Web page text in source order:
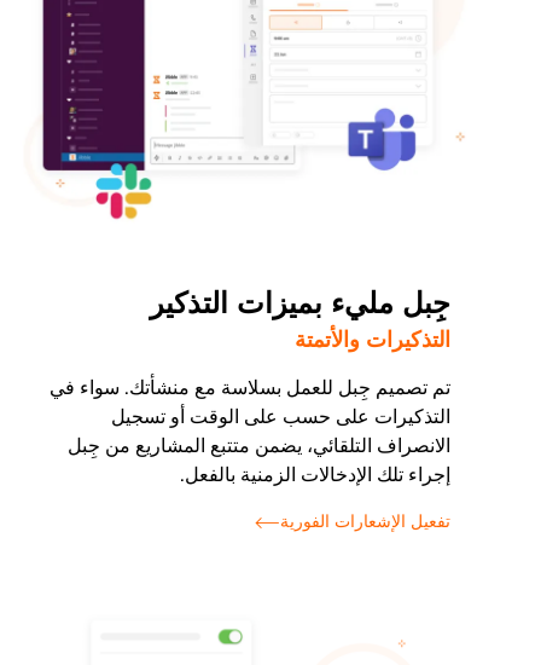
جِبل مليء بميزات التذكير
التذكيرات والأتمتة
تم تصميم جِبل للعمل بسلاسة مع منشأتك. سواء في
التذكيرات على حسب على الوقت أو تسجيل
الانصراف التلقائي، يضمن متتبع المشاريع من جِبل
إجراء تلك الإدخالات الزمنية بالفعل.
تفعيل الإشعارات الفورية